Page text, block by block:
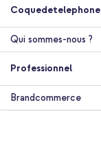
Coquedetelephone
Qui sommes-nous ?
Professionnel
Brandcommerce